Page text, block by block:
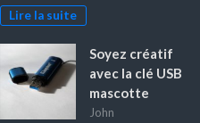
Lire la suite
Soyez créatif
avec la clé USB
mascotte
John